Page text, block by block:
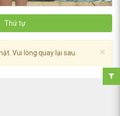
Thứ tự
×
Vui lòng quay lại sau.